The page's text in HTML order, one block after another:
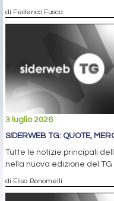
di Federico Fusca
3 luglio 2026
SIDERWEB TG: QUOTE,
Tutte le notizie principali
nella nuova edizione del TG
di Elisa Bonomelli